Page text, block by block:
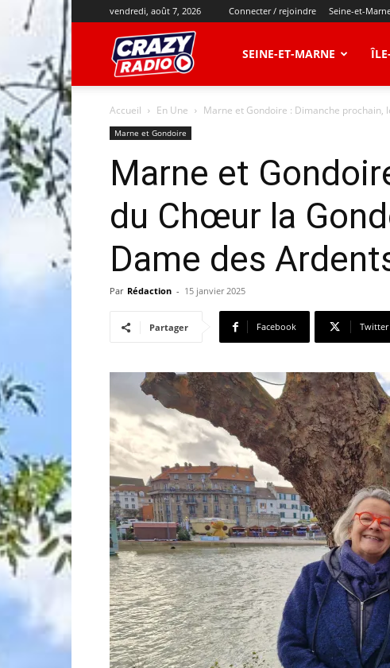
vendredi, août 7, 2026 Connecter / rejoindre Seine-et-
RADIO
SEINE-ET-MARNE
Accueil En Une Marne et Gondoire : Dimanche prochain,
Marne et Gondoire
Marne et
du Chœur la
Dame des
Par Rédaction - 15 janvier 2025
Partager Facebook Twitter